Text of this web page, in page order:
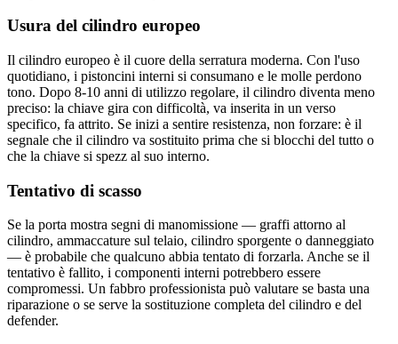
Usura del cilindro europeo
Il cilindro europeo è il cuore della serratura moderna. Con l'uso
quotidiano, i pistoncini interni si consumano e le molle perdono
tono. Dopo 8-10 anni di utilizzo regolare, il cilindro diventa meno
preciso: la chiave gira con difficoltà, va inserita in un verso
specifico, fa attrito. Se inizi a sentire resistenza, non forzare: è il
segnale che il cilindro va sostituito prima che si blocchi del tutto o
che la chiave si spezz al suo interno.
Tentativo di scasso
Se la porta mostra segni di manomissione — graffi attorno al
cilindro, ammaccature sul telaio, cilindro sporgente o danneggiato
— è probabile che qualcuno abbia tentato di forzarla. Anche se il
tentativo è fallito, i componenti interni potrebbero essere
compromessi. Un fabbro professionista può valutare se basta una
riparazione o se serve la sostituzione completa del cilindro e del
defender.